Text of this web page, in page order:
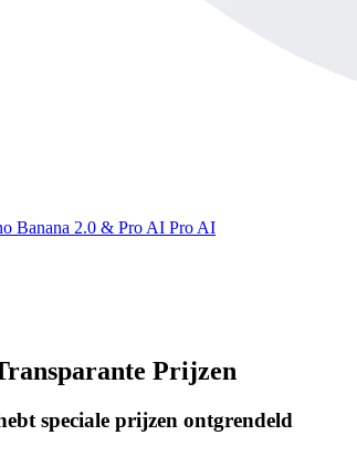
Banana 2.0 & Pro AI Pro AI
Prijzen
speciale prijzen ontgrendeld